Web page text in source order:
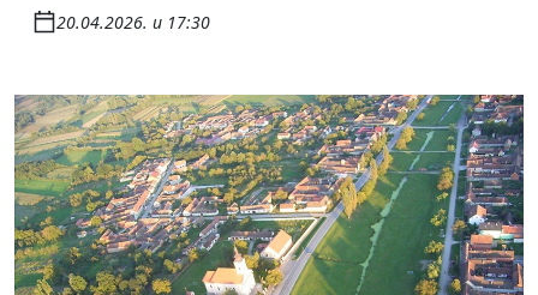
20.04.2026. u 17:30